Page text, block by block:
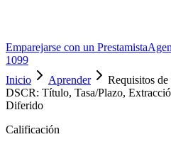
Emparejarse con un Prestamista
1099
Inicio
Aprender
Requisitos de
DSCR: Título, Tasa/Plazo,
Diferido
Calificación